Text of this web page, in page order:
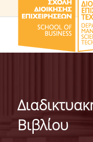
ΤΟ ΤΜΗΜΑ
Βιβλίου